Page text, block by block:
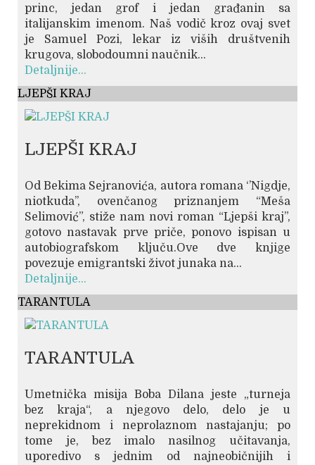
princ, jedan grof i jedan građanin sa
italijanskim imenom. Naš vodič kroz ovaj svet
je Samuel Pozi, lekar iz viših društvenih
krugova, slobodoumni naučnik...
Detaljnije...
LJEPŠI KRAJ
LJEPŠI KRAJ
Od Bekima Sejranovića, autora romana ‘’Nigdje,
niotkuda’’, ovenčanog priznanjem “Meša
Selimović”, stiže nam novi roman “Ljepši kraj”,
gotovo nastavak prve priče, ponovo ispisan u
autobiografskom ključu.Ove dve knjige
povezuje emigrantski život junaka na...
Detaljnije...
TARANTULA
TARANTULA
Umetnička misija Boba Dilana jeste „turneja
bez kraja“, a njegovo delo, delo je u
neprekidnom i neprolaznom nastajanju; po
tome je, bez imalo nasilnog učitavanja,
uporedivo s jednim od najneobičnijih i